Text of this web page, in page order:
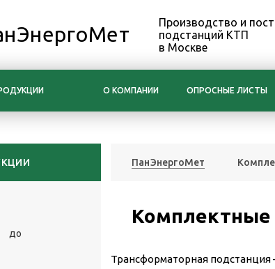
Производство и
подстанций КТП
в Москве
О КОМПАНИИ ОПРОСНЫЕ ЛИСТЫ
до
ПанЭнергоМет
Комплектные
Трансформаторная